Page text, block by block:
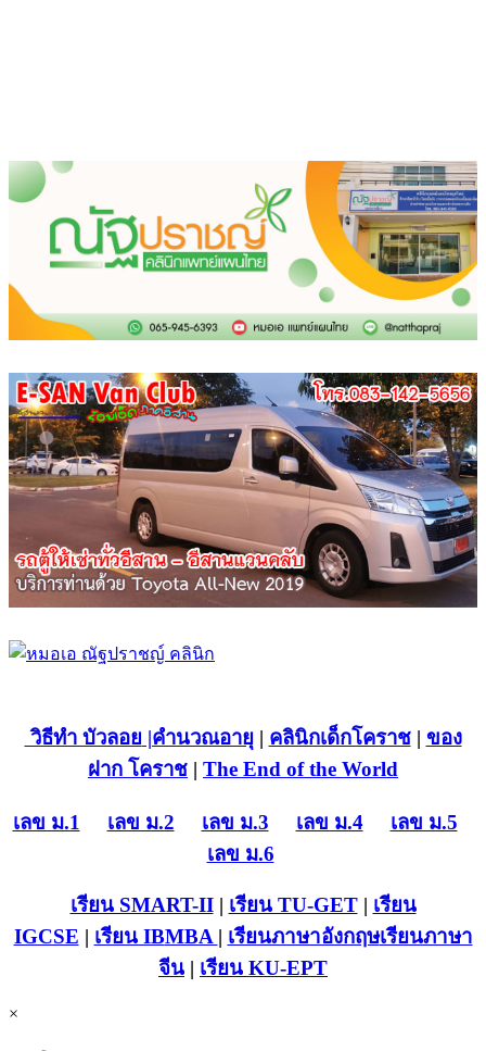
วิธีทำ บัวลอย |คำนวณอายุ | คลินิกเด็กโคราช| ของ
ฝาก โคราช | The End of the World
เลข ม.1 เลข ม.2 เลข ม.3 เลข ม.4
เลข ม.5
เลข ม.6
เรียน SMART-II| เรียน TU-GET| เรียน
IGCSE | เรียน IBMBA | เรียนภาษาอังกฤษเรียนภาษา
จีน | เรียน KU-EPT
×